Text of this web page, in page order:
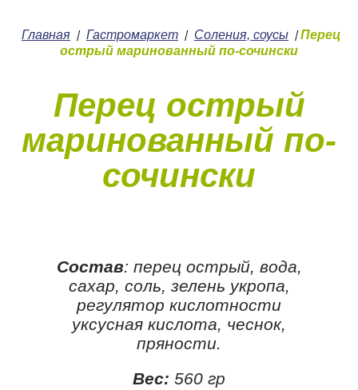
Главная / Гастромаркет / Соления, соусы /Перец
острый маринованный по-сочински
Перец острый
маринованный по-
сочински
Состав: перец острый, вода,
сахар, соль, зелень укропа,
регулятор кислотности
уксусная кислота, чеснок,
пряности.
Вес: 560 гр